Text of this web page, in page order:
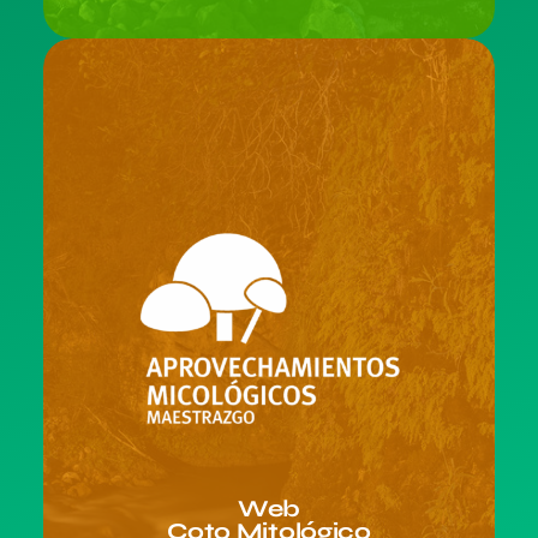
Web
Coto Mitológico